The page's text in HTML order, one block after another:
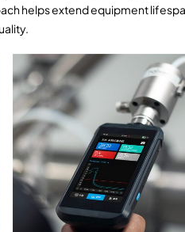
helps extend equipment